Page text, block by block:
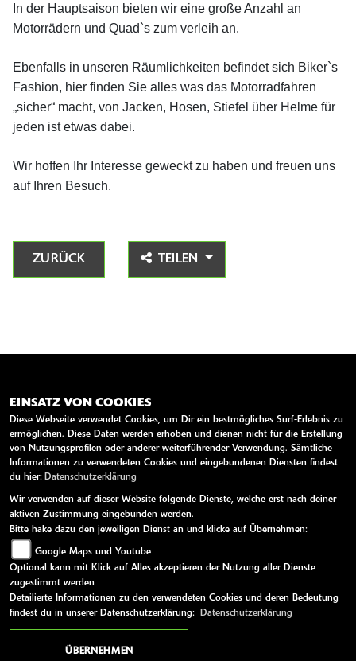
In der Hauptsaison bieten wir eine große Anzahl an
Motorrädern und Quad`s zum verleih an.
Ebenfalls in unseren Räumlichkeiten befindet sich Biker`s
Fashion, hier finden Sie alles was das Motorradfahren
„sicher“ macht, von Jacken, Hosen, Stiefel über Helme für
jeden ist etwas dabei.
Wir hoffen Ihr Interesse geweckt zu haben und freuen uns
auf Ihren Besuch.
ZURÜCK TEILEN
ANSCHRIFT
MOTORRADSPORT KUNERT GMBH
Güterstr. 40
Deutschland
Telefon:
0049 (0)4421 / 120 78
Fax:
0049 (0)4421 / 136 782
Website:
E-Mail:
service@motorradsport-kunert.de
EINSATZ VON COOKIES
Diese Webseite verwendet Cookies, um Dir ein bestmögliches Surf-Erlebnis zu
ermöglichen. Diese Daten werden erhoben und dienen nicht für die Erstellung
von Nutzungsprofilen oder anderer weiterführender Verwendung. Sämtliche
Informationen zu verwendeten Cookies und eingebundenen Diensten findest
du hier: Datenschutzerklärung
Wir verwenden auf dieser Website folgende Dienste, welche erst nach deiner
aktiven Zustimmung eingebunden werden.
Bitte hake dazu den jeweiligen Dienst an und klicke auf Übernehmen:
Google Maps und Youtube
Optional kann mit Klick auf Alles akzeptieren der Nutzung aller Dienste
zugestimmt werden
Detailierte Informationen zu den verwendeten Cookies und deren Bedeutung
findest du in unserer Datenschutzerklärung:
Datenschutzerklärung
ÜBERNEHMEN